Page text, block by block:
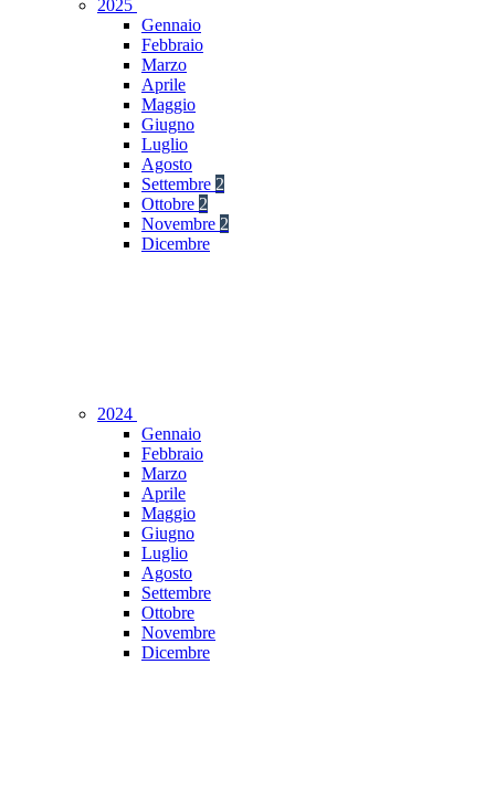
2025
Gennaio
Febbraio
Marzo
Aprile
Maggio
Giugno
Luglio
Agosto
Settembre 2
Ottobre 2
Novembre 2
Dicembre
2024
Gennaio
Febbraio
Marzo
Aprile
Maggio
Giugno
Luglio
Agosto
Settembre
Ottobre
Novembre
Dicembre